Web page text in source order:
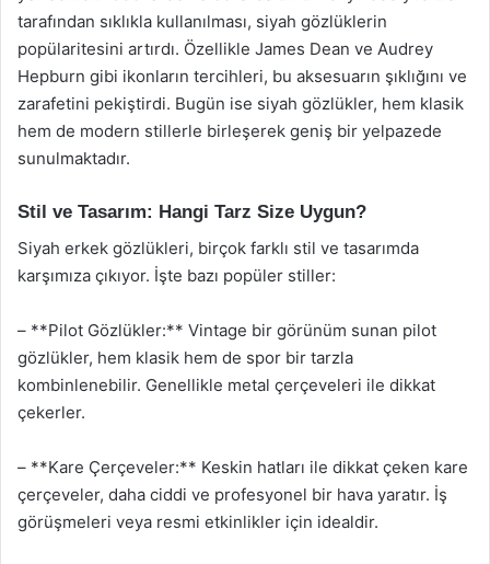
tarafından sıklıkla kullanılması, siyah gözlüklerin
popülaritesini artırdı. Özellikle James Dean ve Audrey
Hepburn gibi ikonların tercihleri, bu aksesuarın şıklığını ve
zarafetini pekiştirdi. Bugün ise siyah gözlükler, hem klasik
hem de modern stillerle birleşerek geniş bir yelpazede
sunulmaktadır.
Stil ve Tasarım: Hangi Tarz Size Uygun?
Siyah erkek gözlükleri, birçok farklı stil ve tasarımda
karşımıza çıkıyor. İşte bazı popüler stiller:
– **Pilot Gözlükler:** Vintage bir görünüm sunan pilot
gözlükler, hem klasik hem de spor bir tarzla
kombinlenebilir. Genellikle metal çerçeveleri ile dikkat
çekerler.
– **Kare Çerçeveler:** Keskin hatları ile dikkat çeken kare
çerçeveler, daha ciddi ve profesyonel bir hava yaratır. İş
görüşmeleri veya resmi etkinlikler için idealdir.